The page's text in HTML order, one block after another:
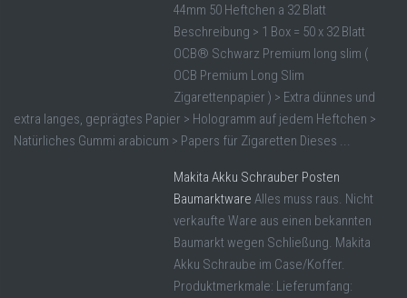
44mm 50 Heftchen a 32 Blatt
Beschreibung > 1 Box = 50 x 32 Blatt
OCB® Schwarz Premium long slim (
OCB Premium Long Slim
Zigarettenpapier ) > Extra dünnes und
extra langes, geprägtes Papier > Hologramm auf jedem Heftchen >
Natürliches Gummi arabicum > Papers für Zigaretten Dieses ...
Makita Akku Schrauber Posten
Baumarktware Alles muss raus. Nicht
verkaufte Ware aus einen bekannten
Baumarkt wegen Schließung. Makita
Akku Schraube im Case/Koffer.
Produktmerkmale: Lieferumfang: